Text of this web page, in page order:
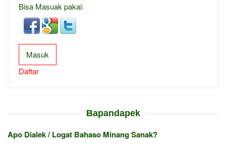
Bisa Masuak pakai:
Masuk
Daftar
Bapandapek
Apo Dialek / Logat Bahaso Minang Sanak?